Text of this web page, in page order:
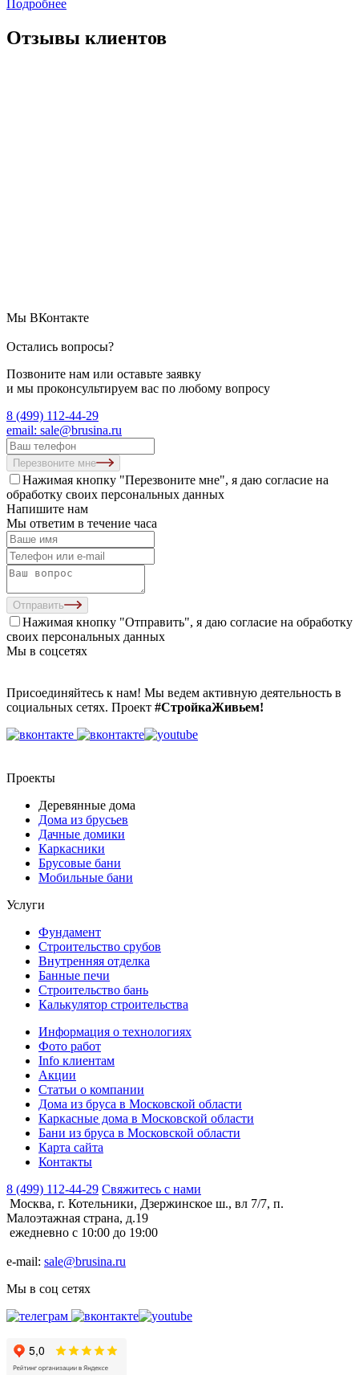
Подробнее
Отзывы клиентов
Мы ВКонтакте
Остались вопросы?
Позвоните нам или оставьте заявку
и мы проконсультируем вас по любому вопросу
8 (499) 112-44-29
email: sale@brusina.ru
Перезвоните мне
Нажимая кнопку "Перезвоните мне", я даю согласие на
обработку своих персональных данных
Напишите нам
Мы ответим в течение часа
Отправить
Нажимая кнопку "Отправить", я даю согласие на обработку
своих персональных данных
Мы в соцсетях
Присоединяйтесь к нам! Мы ведем активную деятельность в
социальных сетях. Проект #СтройкаЖивьем!
Проекты
Деревянные дома
Дома из брусьев
Дачные домики
Каркасники
Брусовые бани
Мобильные бани
Услуги
Фундамент
Строительство срубов
Внутренняя отделка
Банные печи
Строительство бань
Калькулятор строительства
Информация о технологиях
Фото работ
Info клиентам
Акции
Статьи о компании
Дома из бруса в Московской области
Каркасные дома в Московской области
Бани из бруса в Московской области
Карта сайта
Контакты
8 (499) 112-44-29 Свяжитесь с нами
Москва, г. Котельники, Дзержинское ш., вл 7/7, п.
Малоэтажная страна, д.19
ежедневно с 10:00 до 19:00
e-mail: sale@brusina.ru
Мы в соц сетях